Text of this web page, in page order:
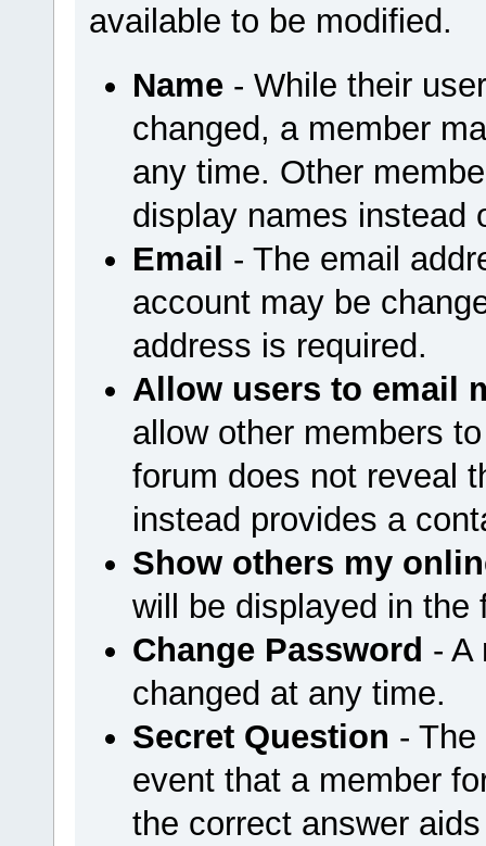
available to be modified.
Name- While their
changed, a member
any time. Other
display names instead
Email - The email
account may be
address is required.
Allow users to email
allow other members
forum does not reveal
instead provides a
Show others my
will be displayed in
Change Password - A
changed at any time.
Secret Question -
event that a member
the correct answer